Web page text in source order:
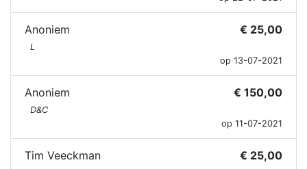
Anoniem € 25,00
L
op 13-07-2021
Anoniem € 150,00
D&C
op 11-07-2021
Tim Veeckman € 25,00